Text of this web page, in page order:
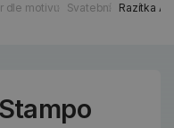
dle motivu Svatební Razítka